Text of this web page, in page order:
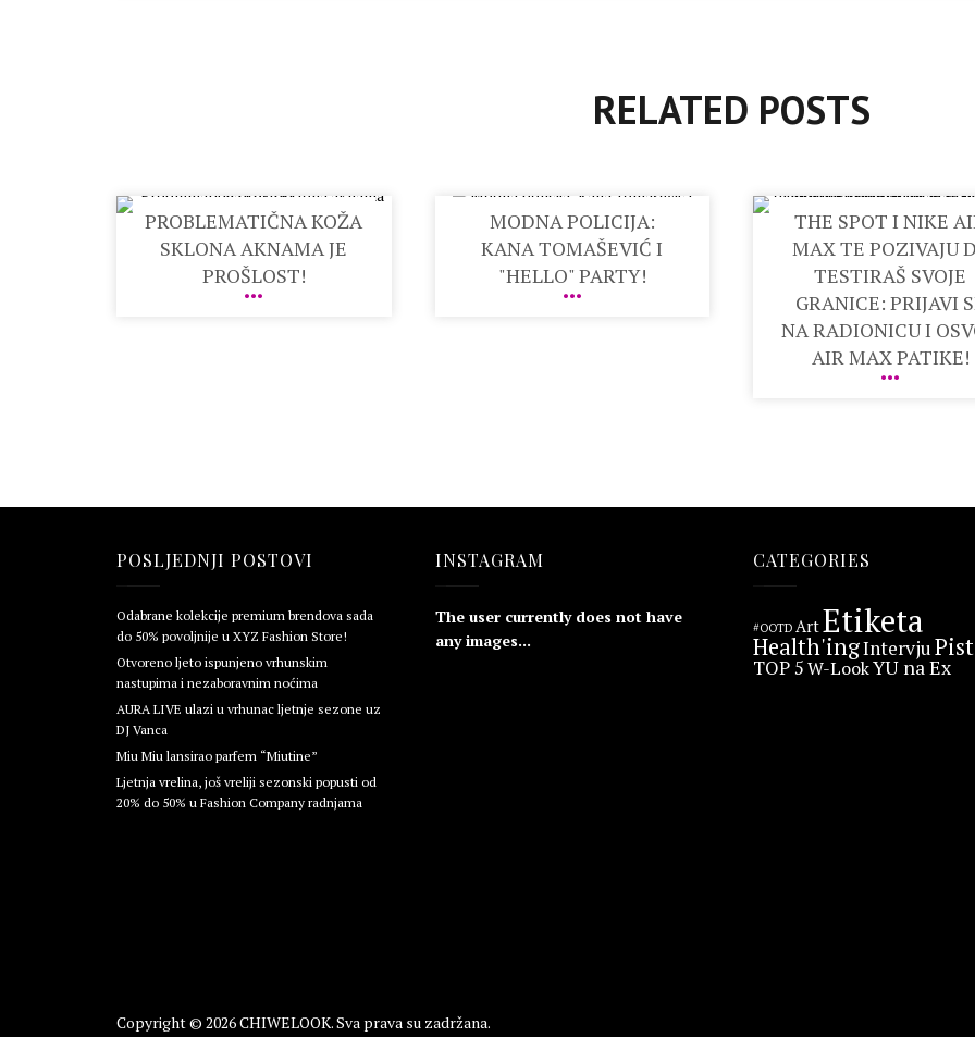
RELATED POSTS
PROBLEMATIČNA KOŽA
SKLONA AKNAMA JE
PROŠLOST!
MODNA POLICIJA:
KANA TOMAŠEVIĆ I
"HELLO" PARTY!
THE SPOT I NIKE
MAX TE POZIVAJU
TESTIRAŠ SVOJE
GRANICE: PRIJAVI
NA RADIONICU I
AIR MAX PATIKE!
POSLJEDNJI POSTOVI
Odabrane kolekcije premium brendova sada
do 50% povoljnije u XYZ Fashion Store!
Otvoreno ljeto ispunjeno vrhunskim
nastupima i nezaboravnim noćima
AURA LIVE ulazi u vrhunac ljetnje sezone uz
DJ Vanca
Miu Miu lansirao parfem “Miutine”
Ljetnja vrelina, još vreliji sezonski popusti od
20% do 50% u Fashion Company radnjama
INSTAGRAM
The user currently does not have
any images...
CATEGORIES
#OOTD ArtEtiketa
Health'ingIntervju
TOP 5W-LookYU na Ex
Copyright © 2026CHIWELOOK. Sva prava su zadržana.